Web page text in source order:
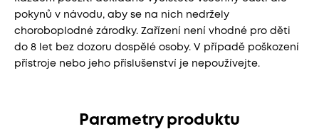
pokynů v návodu, aby se na nich nedržely
choroboplodné zárodky. Zařízení není vhodné pro děti
do 8 let bez dozoru dospělé osoby. V případě poškození
přístroje nebo jeho příslušenství je nepoužívejte.
Parametry produktu